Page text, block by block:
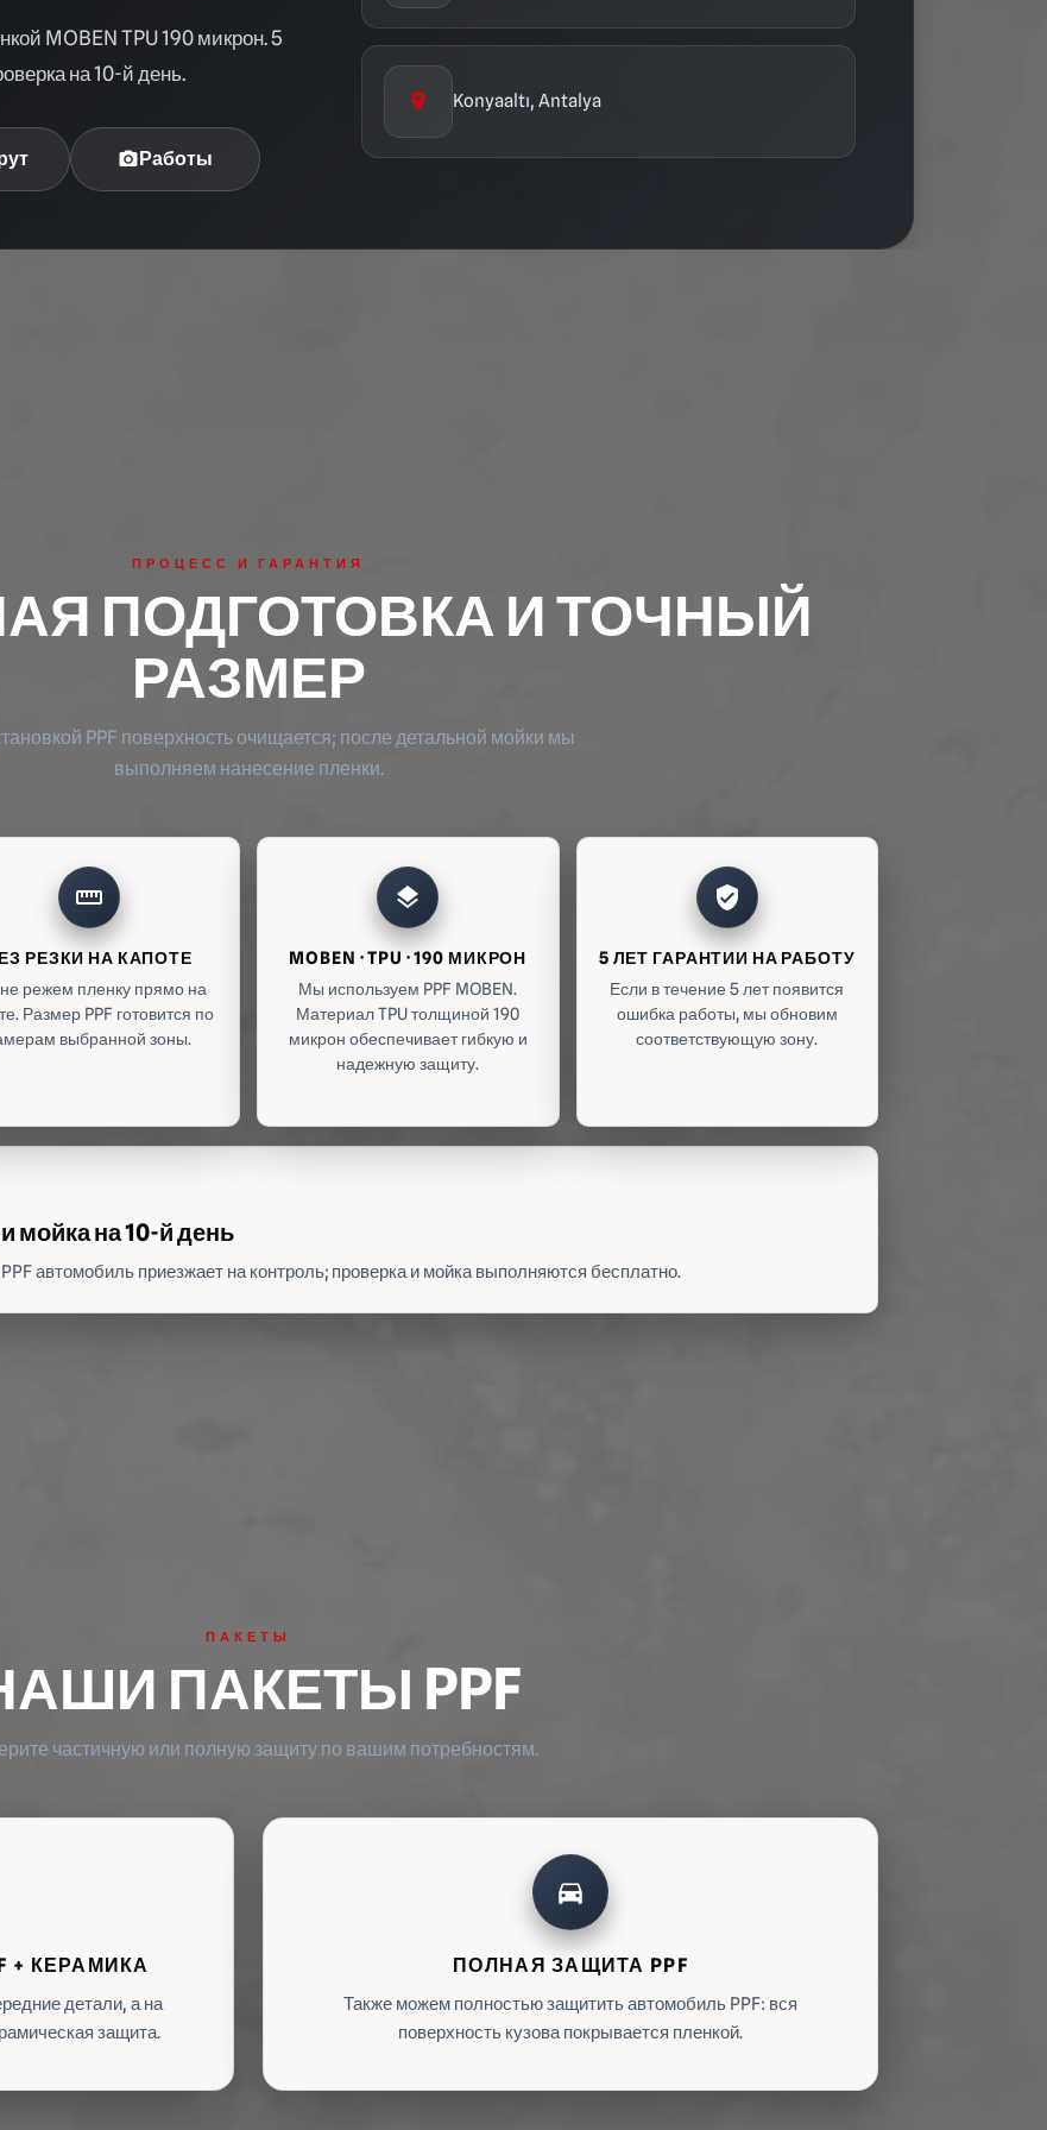
MOBEN TPU 190 микрон. 5
на 10-й день.
photo_cameraРаботы
location_on Konyaaltı, Antalya
ПРОЦЕСС И ГАРАНТИЯ
ПОДГОТОВКА И ТОЧНЫЙ
РАЗМЕР
PPF поверхность очищается; после детальной мойки мы
выполняем нанесение пленки.
straighten
РЕЗКИ НА КАПОТЕ
режем пленку прямо на
Размер PPF готовится по
выбранной зоны.
layers
MOBEN · TPU · 190 МИКРОН
Мы используем PPF MOBEN.
Материал TPU толщиной 190
микрон обеспечивает гибкую и
надежную защиту.
verified_user
5 ЛЕТ ГАРАНТИИ НА РАБОТУ
Если в течение 5 лет появится
ошибка работы, мы обновим
соответствующую зону.
мойка на 10-й день
автомобиль приезжает на контроль; проверка и мойка выполняются бесплатно.
ПАКЕТЫ
ПАКЕТЫ PPF
частичную или полную защиту по вашим потребностям.
+ КЕРАМИКА
детали, а на
защита.
directions_car
ПОЛНАЯ ЗАЩИТА PPF
Также можем полностью защитить автомобиль PPF: вся
поверхность кузова покрывается пленкой.